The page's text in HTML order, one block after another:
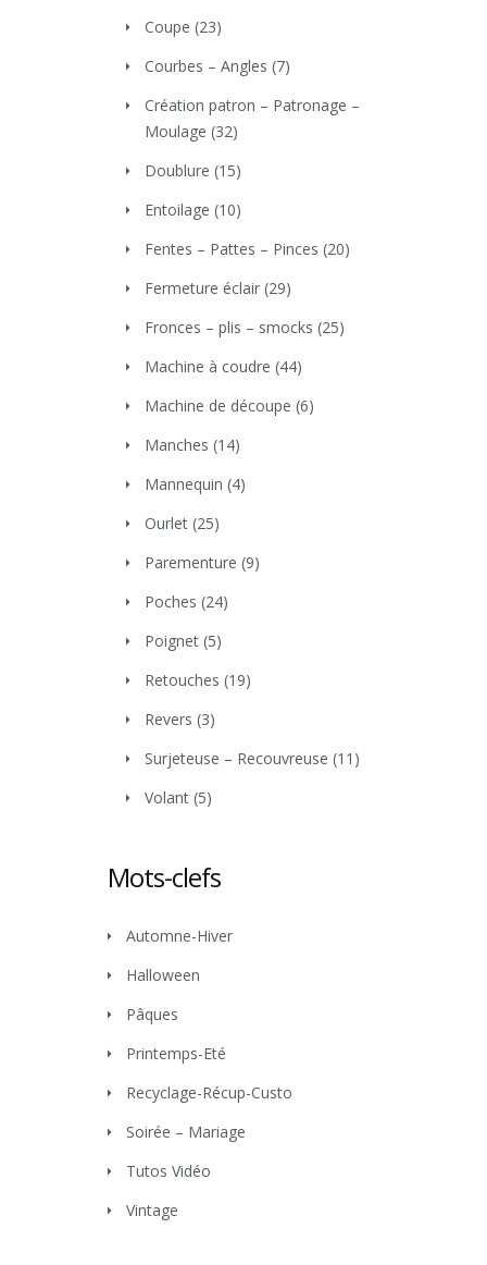
Coupe (23)
Courbes – Angles (7)
Création patron – Patronage –
Moulage (32)
Doublure (15)
Entoilage (10)
Fentes – Pattes – Pinces (20)
Fermeture éclair (29)
Fronces – plis – smocks (25)
Machine à coudre (44)
Machine de découpe (6)
Manches (14)
Mannequin (4)
Ourlet (25)
Parementure (9)
Poches (24)
Poignet (5)
Retouches (19)
Revers (3)
Surjeteuse – Recouvreuse (11)
Volant (5)
Mots-clefs
Automne-Hiver
Halloween
Pâques
Printemps-Eté
Recyclage-Récup-Custo
Soirée – Mariage
Tutos Vidéo
Vintage